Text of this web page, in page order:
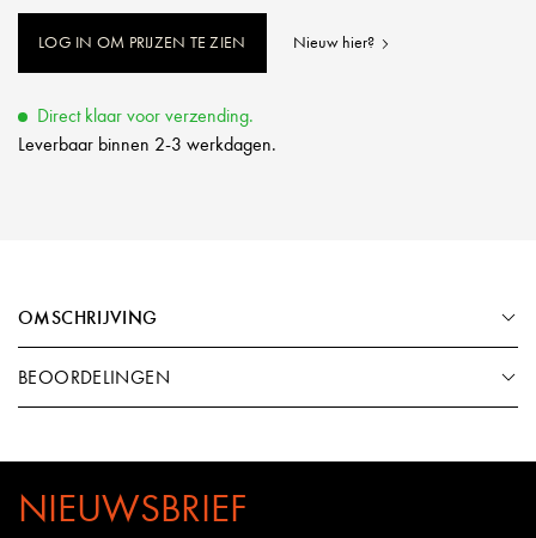
LOG IN OM PRIJZEN TE ZIEN Nieuw hier?
Direct klaar voor verzending.
Leverbaar binnen 2-3 werkdagen.
OMSCHRIJVING
BEOORDELINGEN
NIEUWSBRIEF